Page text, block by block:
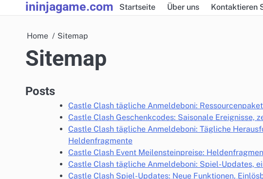
to
ininjagame.com Startseite Über uns Kontaktieren
Home Sitemap
Sitemap
Posts
Castle Clash tägliche Anmeldeboni:
Castle Clash Geschenkcodes: Saisonale Ereignisse,
Castle Clash tägliche Anmeldeboni: Tägliche
Heldenfragmente
Castle Clash Event Meilensteinpreise:
Castle Clash tägliche Anmeldeboni: Spiel-Updates,
Castle Clash Spiel-Updates: Neue Funktionen,